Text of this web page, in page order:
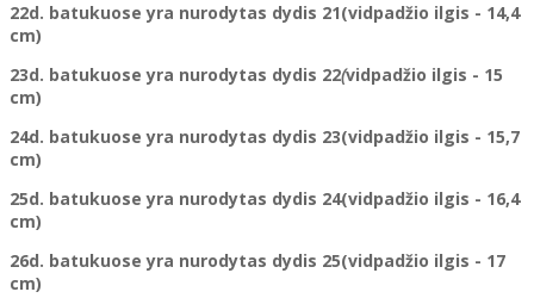
22d. batukuose yra nurodytas dydis 21(vidpadžio ilgis - 14,4
cm)
23d. batukuose yra nurodytas dydis 22(vidpadžio ilgis - 15
cm)
24d. batukuose yra nurodytas dydis 23(vidpadžio ilgis - 15,7
cm)
25d. batukuose yra nurodytas dydis 24(vidpadžio ilgis - 16,4
cm)
26d. batukuose yra nurodytas dydis 25(vidpadžio ilgis - 17
cm)